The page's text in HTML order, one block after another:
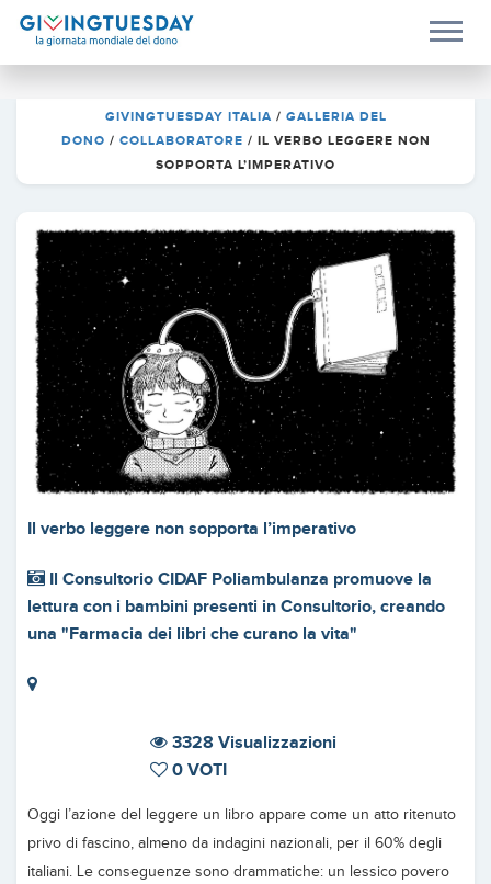
GIVINGTUESDAY ITALIA / GALLERIA DEL
DONO / COLLABORATORE / IL VERBO LEGGERE NON
SOPPORTA L’IMPERATIVO
Il verbo leggere non sopporta l’imperativo
Il Consultorio CIDAF Poliambulanza promuove la
lettura con i bambini presenti in Consultorio, creando
una "Farmacia dei libri che curano la vita"
3328 Visualizzazioni
0 VOTI
Oggi l’azione del leggere un libro appare come un atto ritenuto
privo di fascino, almeno da indagini nazionali, per il 60% degli
italiani. Le conseguenze sono drammatiche: un lessico povero